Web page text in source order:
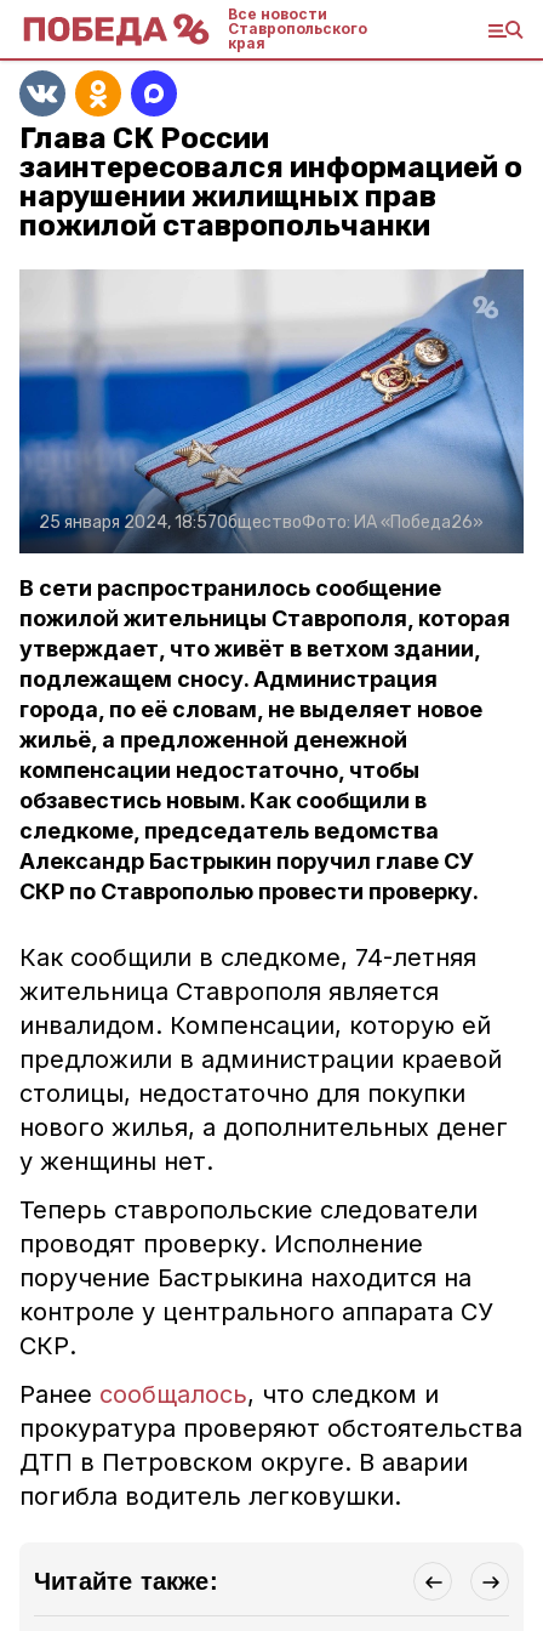
Все новости
Ставропольского
края
Глава СК России
заинтересовался информацией о
нарушении жилищных прав
пожилой ставропольчанки
25 января 2024, 18:57ОбществоФото: ИА «Победа26»
В сети распространилось сообщение
пожилой жительницы Ставрополя, которая
утверждает, что живёт в ветхом здании,
подлежащем сносу. Администрация
города, по её словам, не выделяет новое
жильё, а предложенной денежной
компенсации недостаточно, чтобы
обзавестись новым. Как сообщили в
следкоме, председатель ведомства
Александр Бастрыкин поручил главе СУ
СКР по Ставрополью провести проверку.
Как сообщили в следкоме, 74-летняя
жительница Ставрополя является
инвалидом. Компенсации, которую ей
предложили в администрации краевой
столицы, недостаточно для покупки
нового жилья, а дополнительных денег
у женщины нет.
Теперь ставропольские следователи
проводят проверку. Исполнение
поручение Бастрыкина находится на
контроле у центрального аппарата СУ
СКР.
Ранее сообщалось, что следком и
прокуратура проверяют обстоятельства
ДТП в Петровском округе. В аварии
погибла водитель легковушки.
Читайте также: